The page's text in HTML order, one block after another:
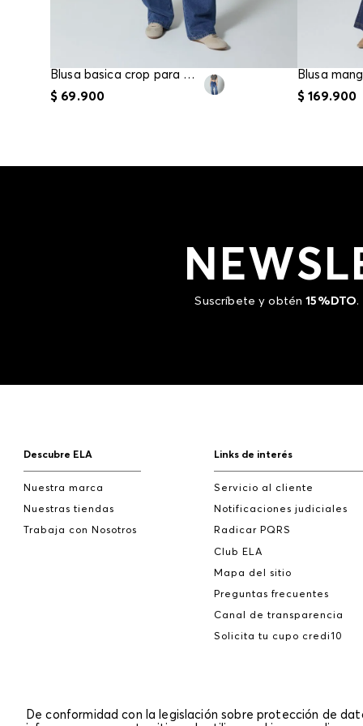
Blusa basica crop para mujer
$ 69.900 $ 169.900
Suscríbete y obtén15%DTO.
Descubre ELA
Nuestra marca
Nuestras tiendas
Trabaja con Nosotros
Links de interés
Servicio al cliente
Notificaciones judiciales
Radicar PQRS
Club ELA
Mapa del sitio
Preguntas frecuentes
Canal de transparencia
Solicita tu cupo credi10
De conformidad con la legislación sobre protección de